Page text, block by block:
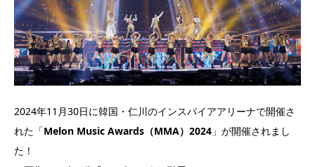
2024年11月30日に韓国・仁川のインスパイアアリーナで開催さ
れた「Melon Music Awards（MMA）2024 」が開催されまし
た！